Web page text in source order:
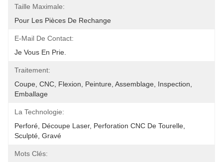
Taille Maximale:
Pour Les Pièces De Rechange
E-Mail De Contact:
Je Vous En Prie.
Traitement:
Coupe, CNC, Flexion, Peinture, Assemblage, Inspection,
Emballage
La Technologie:
Perforé, Découpe Laser, Perforation CNC De Tourelle,
Sculpté, Gravé
Mots Clés: